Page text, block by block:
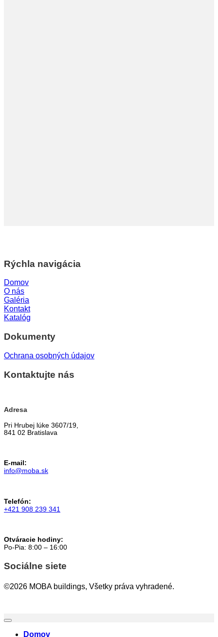
Rýchla navigácia
Domov
O nás
Galéria
Kontakt
Katalóg
Dokumenty
Ochrana osobných údajov
Kontaktujte nás
Adresa
Pri Hrubej lúke 3607/19,
841 02 Bratislava
E-mail:
info@moba.sk
Telefón:
+421 908 239 341
Otváracie hodiny:
Po-Pia: 8:00 – 16:00
Sociálne siete
©2026 MOBA buildings, Všetky práva vyhradené.
Domov